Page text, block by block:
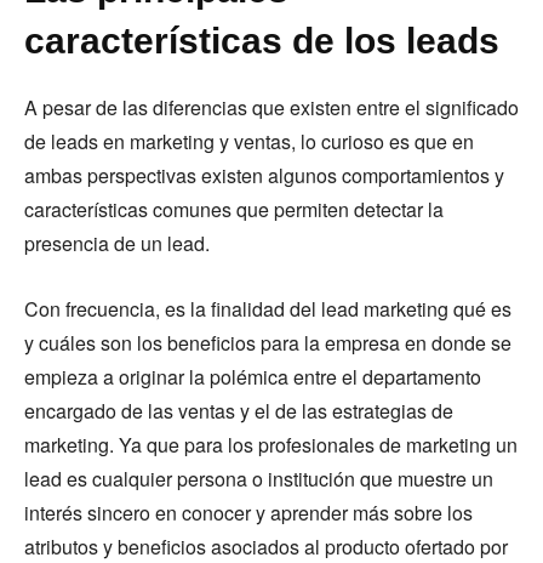
características de los leads
A pesar de las diferencias que existen entre el significado
de leads en marketing y ventas, lo curioso es que en
ambas perspectivas existen algunos comportamientos y
características comunes que permiten detectar la
presencia de un lead.
Con frecuencia, es la finalidad del lead marketing qué es
y cuáles son los beneficios para la empresa en donde se
empieza a originar la polémica entre el departamento
encargado de las ventas y el de las estrategias de
marketing. Ya que para los profesionales de marketing un
lead es cualquier persona o institución que muestre un
interés sincero en conocer y aprender más sobre los
atributos y beneficios asociados al producto ofertado por